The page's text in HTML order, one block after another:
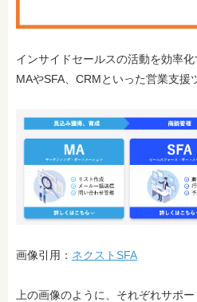
インサイドセールスの活動を効率化
MAやSFA、CRMといった営業支援
画像引用： ネクストSFA
上の画像のように、それぞれサポ